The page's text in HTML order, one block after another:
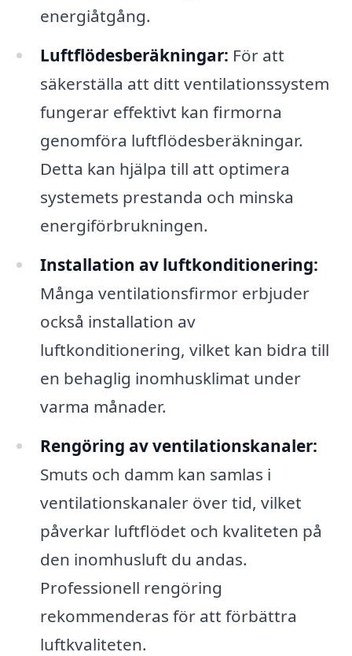
energiåtgång.
Luftflödesberäkningar: För att
säkerställa att ditt ventilationssystem
fungerar effektivt kan firmorna
genomföra luftflödesberäkningar.
Detta kan hjälpa till att optimera
systemets prestanda och minska
energiförbrukningen.
Installation av luftkonditionering:
Många ventilationsfirmor erbjuder
också installation av
luftkonditionering, vilket kan bidra till
en behaglig inomhusklimat under
varma månader.
Rengöring av ventilationskanaler:
Smuts och damm kan samlas i
ventilationskanaler över tid, vilket
påverkar luftflödet och kvaliteten på
den inomhusluft du andas.
Professionell rengöring
rekommenderas för att förbättra
luftkvaliteten.